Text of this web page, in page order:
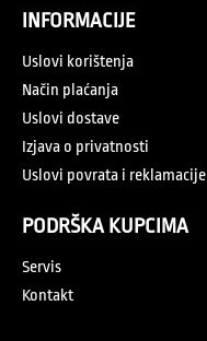
INFORMACIJE
Uslovi korištenja
Način plaćanja
Uslovi dostave
Izjava o privatnosti
Uslovi povrata i reklamacije
PODRŠKA KUPCIMA
Servis
Kontakt